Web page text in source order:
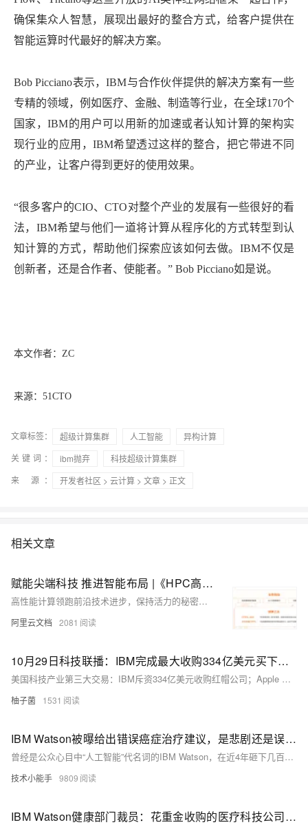
确保集众人智慧，展现出最好的整合方式，给客户提供在
智能运算时代最好的解决方案。
Bob Picciano表示，IBM与合作伙伴提供的解决方案有一些
专精的领域，例如医疗、金融、制造等行业，在全球170个
国家，IBM的用户可以用新的加速或者认知计算的架构实
现行业的应用，IBM希望透过这样的整合，把它带进不同
的产业，让客户得到更好的使用效果。
“很多客户的CIO、CTO对整个产业的发展有一些很好的看
法，IBM希望与他们一道将计算从程序化的方式转型到认
知计算的方式，帮助他们探索应该如何去做。IBM不仅是
创新者，还是合作者、使能者。” Bob Picciano如是说。
本文作者：ZC
来源：51CTO
文章标签： 超级计算集群 人工智能
异构计算
关键词：
ibm抛弃
科技超级计算集群
来 源：
开发者社区 > 云计算 > 文章 > 正文
相关文章
赋能尖端科技 推进智能布局 |《HPC高性能计算数据存储解决方案蓝皮书》正式发布
高性能计算领跑前沿技术进步，保持活力的秘密是身后亿万级数据被有条不紊管理和分析，从而实现不同行业的不同企业可以针对庞大数据集，构建自己的核心竞争优势的能力。《HPC高性能计算数据存储解决方案蓝皮书》（以下简称“蓝皮书”）的发布，将帮助客户解决高性能计算应用场景下的数据存储与管理难题。
阿里云文档 2081
10月29日科技联播：IBM完成最大收购334亿美元买下红帽；Apple Watch被指非法雇佣学生
美国科技产业第三大交易：IBM斥资334亿美元收购红帽公司；Apple Watch中国工厂被指非法雇佣学生，苹果公司展开调查；华平退出链家融资，滴滴估值降至最低500亿美元，中国独角兽融资再遇阻碍；一起来看今天的科技快讯！
柚子菌 1531
IBM Watson被曝给出错误癌症治疗建议，是悲剧还是误会？丨科技云·视角
曾经是公众心目中“人工智能”代名词的IBM Watson，在近4年砸下几百亿美元的研发投入后，前景反而愈发暗淡。医生抱怨Watson给出错误判断，多家医院终止了与Watson肿瘤相关项目，Watson真的能治病吗？ 近日，外媒Stat News爆出了IBM的一份内部文件，其中提及Watson计算机经常给出错误的癌症治疗建议，比如给一个已经大出血的癌症病人开了有可能会导致出血的药。
技术小能手 9809
IBM Watson健康部门裁员：花重金收购的医疗科技公司成重灾区